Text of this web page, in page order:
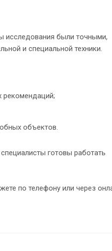
исследования были точными,
и специальной техники.
рекомендаций;
объектов.
готовы работать
по телефону или через